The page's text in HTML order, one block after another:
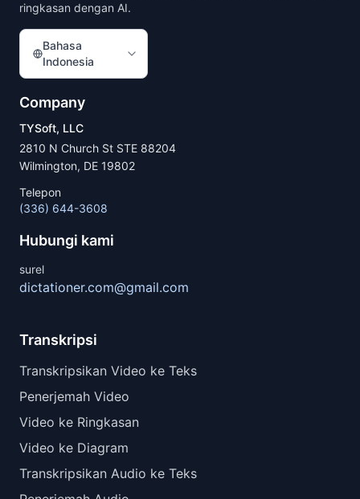
ringkasan dengan AI.
Bahasa
Indonesia
Company
TYSoft, LLC
2810 N Church St STE 88204
Wilmington, DE 19802
Telepon
(336) 644-3608
Hubungi kami
surel
dictationer.com@gmail.com
Transkripsi
Transkripsikan Video ke Teks
Penerjemah Video
Video ke Ringkasan
Video ke Diagram
Transkripsikan Audio ke Teks